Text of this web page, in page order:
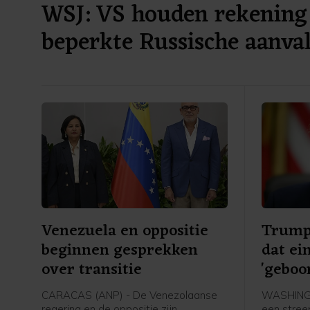
WSJ: VS houden
beperkte Russische
Venezuela en oppositie
beginnen gesprekken
over transitie
CARACAS (ANP) - De Venezolaanse
dat
maken